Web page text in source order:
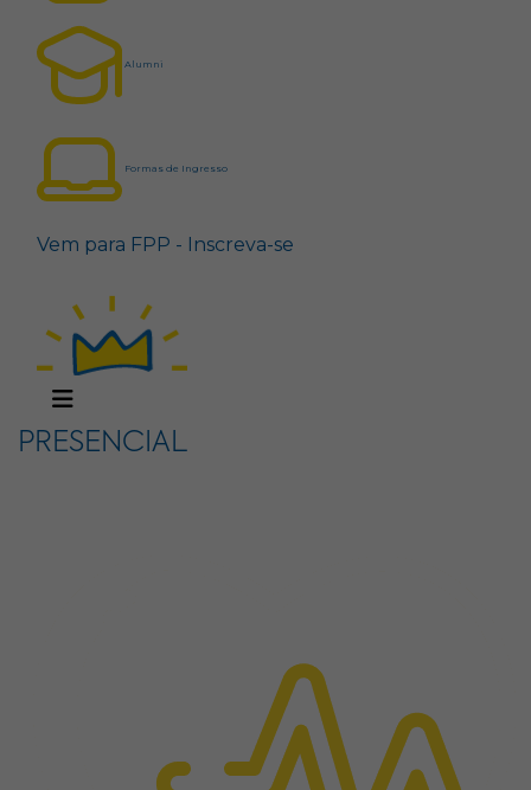
Alumni
Formas de Ingresso
Vem para FPP - Inscreva-se
PRESENCIAL